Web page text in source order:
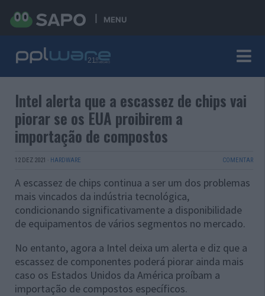
MENU
Intel alerta que a escassez de chips vai
piorar se os EUA proibirem a
importação de compostos
12 DEZ 2021 · HARDWARE COMENTAR
A escassez de chips continua a ser um dos problemas
mais vincados da indústria tecnológica,
condicionando significativamente a disponibilidade
de equipamentos de vários segmentos no mercado.
No entanto, agora a Intel deixa um alerta e diz que a
escassez de componentes poderá piorar ainda mais
caso os Estados Unidos da América proíbam a
importação de compostos específicos.